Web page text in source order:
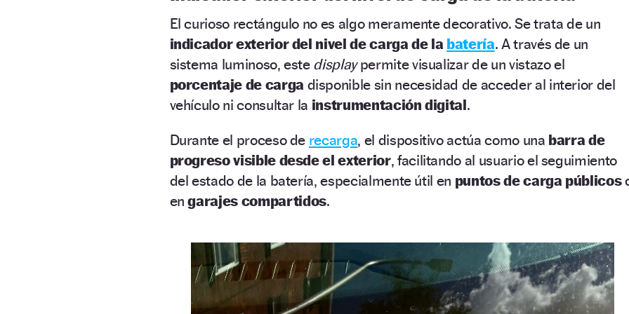
El curioso rectángulo no es algo meramente decorativo. Se trata de un
indicador exterior del nivel de carga de la batería. A través de un
sistema luminoso, este displaypermite visualizar de un vistazo el
porcentaje de carga disponible sin necesidad de acceder al interior del
vehículo ni consultar la instrumentación digital.
Durante el proceso de recarga, el dispositivo actúa como una barra de
progreso visible desde el exterior, facilitando al usuario el seguimiento
del estado de la batería, especialmente útil en puntos de carga públicos
engarajes compartidos.